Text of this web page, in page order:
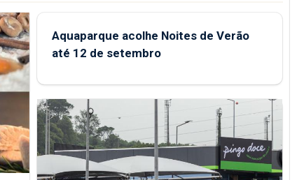
Aquaparque acolhe Noites de Verão
até 12 de setembro